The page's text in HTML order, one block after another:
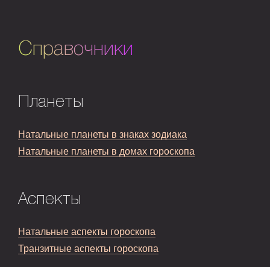
Справочники
Планеты
Натальные планеты в знаках зодиака
Натальные планеты в домах гороскопа
Аспекты
Натальные аспекты гороскопа
Транзитные аспекты гороскопа